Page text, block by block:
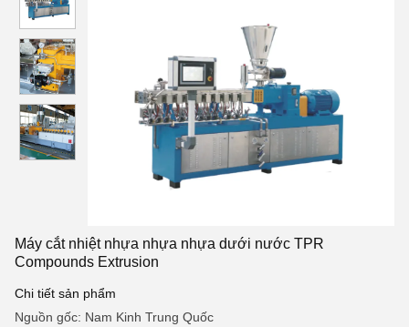
Máy cắt nhiệt nhựa nhựa nhựa dưới nước TPR
Compounds Extrusion
Chi tiết sản phẩm
Nguồn gốc: Nam Kinh Trung Quốc